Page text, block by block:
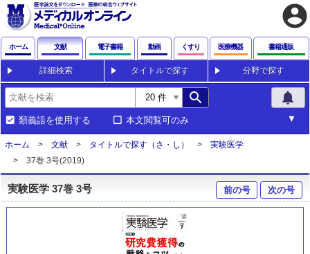
account_circle
ホーム 文献 電子書籍 動画 くすり 医療機器 書籍通販
詳細検索 タイトルで探す 分野で探す
search notifications
類義語を使用する 本文閲覧可のみ
ホーム 文献 タイトルで探す（さ・し）
実験医学
37巻 3号(2019)
実験医学 37巻 3号 前の号 次の号